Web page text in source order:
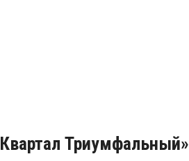
Триумфальный»